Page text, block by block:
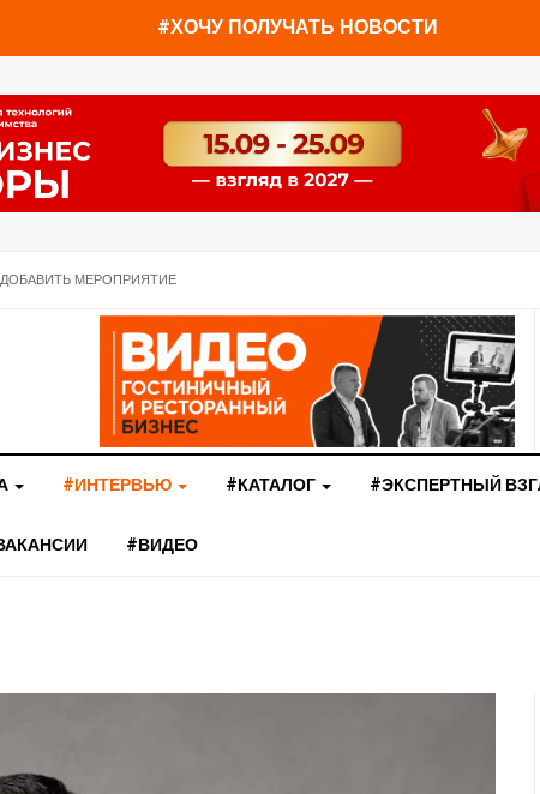
#ХОЧУ ПОЛУЧАТЬ НОВОСТИ
ДОБАВИТЬ МЕРОПРИЯТИЕ
#ИНТЕРВЬЮ #КАТАЛОГ #ЭКСПЕРТНЫЙ
#ВИДЕО